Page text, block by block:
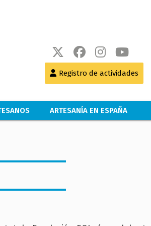
Registro de actividades
ARTESANÍA EN ESPAÑA